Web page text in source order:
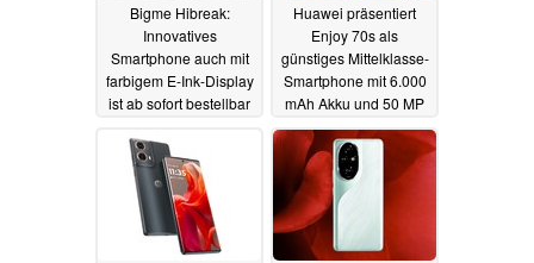
Bigme Hibreak:
Innovatives
Smartphone auch mit
farbigem E-Ink-Display
ist ab sofort bestellbar
Huawei präsentiert
Enjoy 70s als
günstiges Mittelklasse-
Smartphone mit 6.000
mAh Akku und 50 MP
Kamera28.05.2024